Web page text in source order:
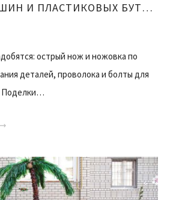
ПОДЕЛКИ ИЗ ШИН И ПЛАСТИКОВЫХ БУТЫЛОК
острый нож и ножовка по
деталей, проволока и болты для
Поделки…